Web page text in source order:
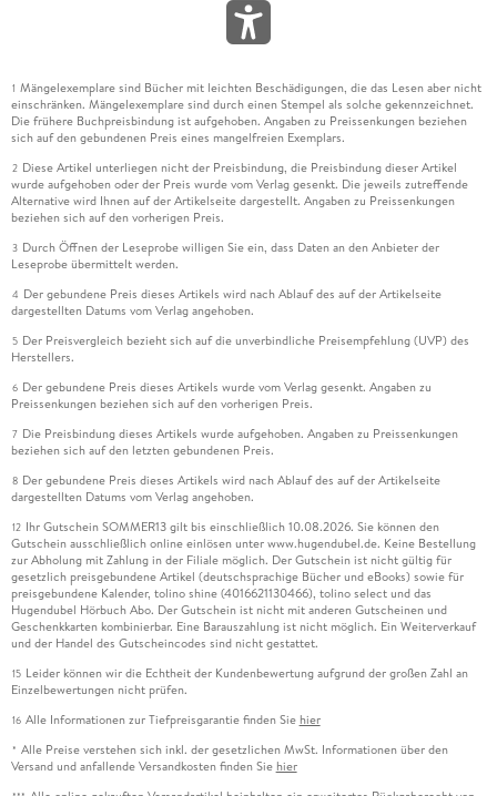
1 Mängelexemplare sind Bücher mit leichten Beschädigungen, die das Lesen aber nicht
einschränken. Mängelexemplare sind durch einen Stempel als solche gekennzeichnet.
Die frühere Buchpreisbindung ist aufgehoben. Angaben zu Preissenkungen beziehen
sich auf den gebundenen Preis eines mangelfreien Exemplars.
2 Diese Artikel unterliegen nicht der Preisbindung, die Preisbindung dieser Artikel
wurde aufgehoben oder der Preis wurde vom Verlag gesenkt. Die jeweils zutreffende
Alternative wird Ihnen auf der Artikelseite dargestellt. Angaben zu Preissenkungen
beziehen sich auf den vorherigen Preis.
3 Durch Öffnen der Leseprobe willigen Sie ein, dass Daten an den Anbieter der
Leseprobe übermittelt werden.
4 Der gebundene Preis dieses Artikels wird nach Ablauf des auf der Artikelseite
dargestellten Datums vom Verlag angehoben.
5 Der Preisvergleich bezieht sich auf die unverbindliche Preisempfehlung (UVP) des
Herstellers.
6 Der gebundene Preis dieses Artikels wurde vom Verlag gesenkt. Angaben zu
Preissenkungen beziehen sich auf den vorherigen Preis.
7 Die Preisbindung dieses Artikels wurde aufgehoben. Angaben zu Preissenkungen
beziehen sich auf den letzten gebundenen Preis.
8 Der gebundene Preis dieses Artikels wird nach Ablauf des auf der Artikelseite
dargestellten Datums vom Verlag angehoben.
12 Ihr Gutschein SOMMER13 gilt bis einschließlich 10.08.2026. Sie können den
Gutschein ausschließlich online einlösen unter www.hugendubel.de. Keine Bestellung
zur Abholung mit Zahlung in der Filiale möglich. Der Gutschein ist nicht gültig für
gesetzlich preisgebundene Artikel (deutschsprachige Bücher und eBooks) sowie für
preisgebundene Kalender, tolino shine (4016621130466), tolino select und das
Hugendubel Hörbuch Abo. Der Gutschein ist nicht mit anderen Gutscheinen und
Geschenkkarten kombinierbar. Eine Barauszahlung ist nicht möglich. Ein Weiterverkauf
und der Handel des Gutscheincodes sind nicht gestattet.
15 Leider können wir die Echtheit der Kundenbewertung aufgrund der großen Zahl an
Einzelbewertungen nicht prüfen.
16 Alle Informationen zur Tiefpreisgarantie finden Sie hier
* Alle Preise verstehen sich inkl. der gesetzlichen MwSt. Informationen über den
Versand und anfallende Versandkosten finden Sie hier